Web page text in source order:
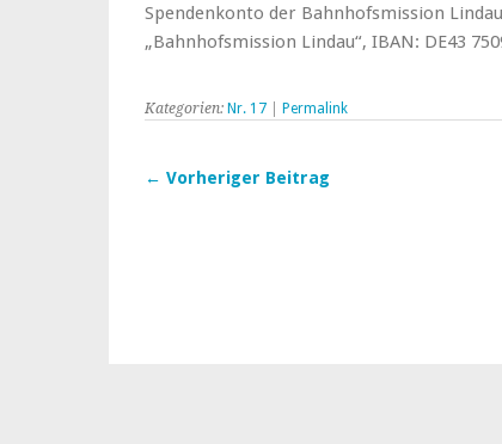
Spendenkonto der Bahnhofsmission
„Bahnhofsmission Lindau“, IBAN: DE43
Kategorien: Nr. 17 Permalink
← Vorheriger Beitrag